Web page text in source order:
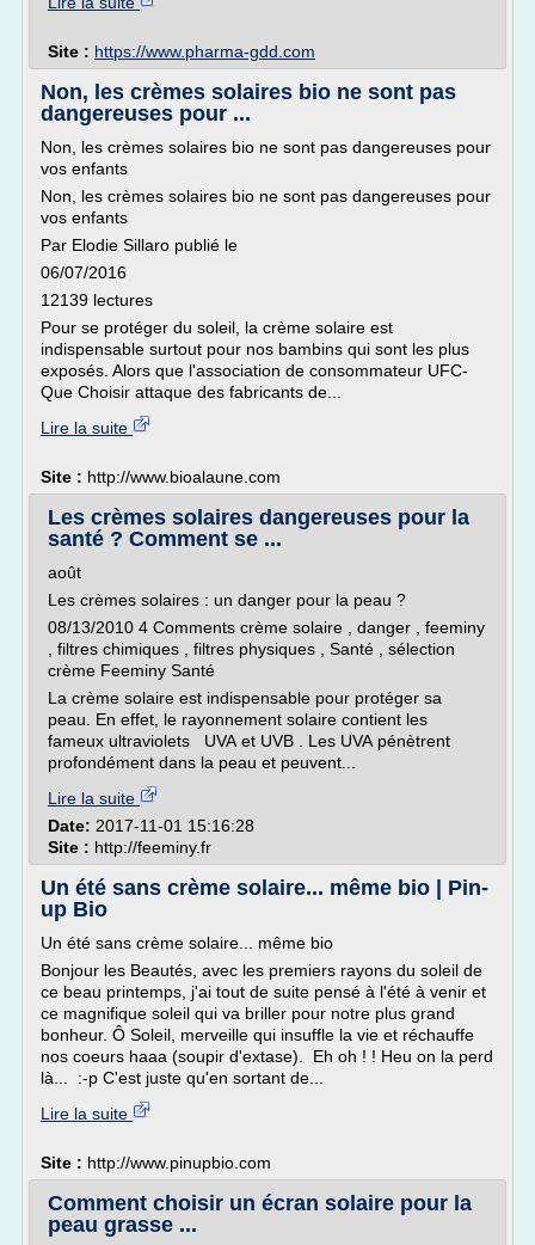
Site : https://www.pharma-gdd.com
Non, les crèmes solaires bio ne sont pas
dangereuses pour ...
Non, les crèmes solaires bio ne sont pas dangereuses pour
vos enfants
Non, les crèmes solaires bio ne sont pas dangereuses pour
vos enfants
Par Elodie Sillaro publié le
06/07/2016
12139 lectures
Pour se protéger du soleil, la crème solaire est
indispensable surtout pour nos bambins qui sont les plus
exposés. Alors que l'association de consommateur UFC-
Que Choisir attaque des fabricants de...
Lire la suite
Site : http://www.bioalaune.com
Les crèmes solaires dangereuses pour la
santé ? Comment se ...
août
Les crèmes solaires : un danger pour la peau ?
08/13/2010 4 Comments crème solaire , danger , feeminy
, filtres chimiques , filtres physiques , Santé , sélection
crème Feeminy Santé
La crème solaire est indispensable pour protéger sa
peau. En effet, le rayonnement solaire contient les
fameux ultraviolets UVA et UVB . Les UVA pénètrent
profondément dans la peau et peuvent...
Lire la suite
Date: 2017-11-01 15:16:28
Site : http://feeminy.fr
Un été sans crème solaire... même bio | Pin-
up Bio
Un été sans crème solaire... même bio
Bonjour les Beautés, avec les premiers rayons du soleil de
ce beau printemps, j'ai tout de suite pensé à l'été à venir et
ce magnifique soleil qui va briller pour notre plus grand
bonheur. Ô Soleil, merveille qui insuffle la vie et réchauffe
nos coeurs haaa (soupir d'extase). Eh oh ! ! Heu on la perd
là... :-p C'est juste qu'en sortant de...
Lire la suite
Site : http://www.pinupbio.com
Comment choisir un écran solaire pour la
peau grasse ...